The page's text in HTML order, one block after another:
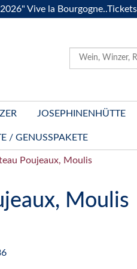
Vive la Bourgogne..Tickets
JOSEPHINENHÜTTE
/ GENUSSPAKETE
Poujeaux, Moulis
Moulis